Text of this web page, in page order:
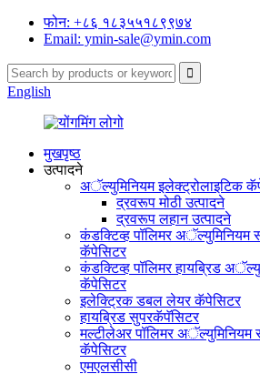
फोन: +८६ १८३५५१८९९७४
Email: ymin-sale@ymin.com
English
मुखपृष्ठ
उत्पादने
अॅल्युमिनियम इलेक्ट्रोलाइटिक
द्रवरूप मोठी उत्पादने
द्रवरूप लहान उत्पादने
कंडक्टिव्ह पॉलिमर अॅल्युमिनियम
कॅपेसिटर
कंडक्टिव्ह पॉलिमर हायब्रिड
कॅपेसिटर
इलेक्ट्रिक डबल लेयर कॅपेसिटर
हायब्रिड सुपरकॅपॅसिटर
मल्टीलेअर पॉलिमर अॅल्युमिनियम
कॅपेसिटर
एमएलसीसी